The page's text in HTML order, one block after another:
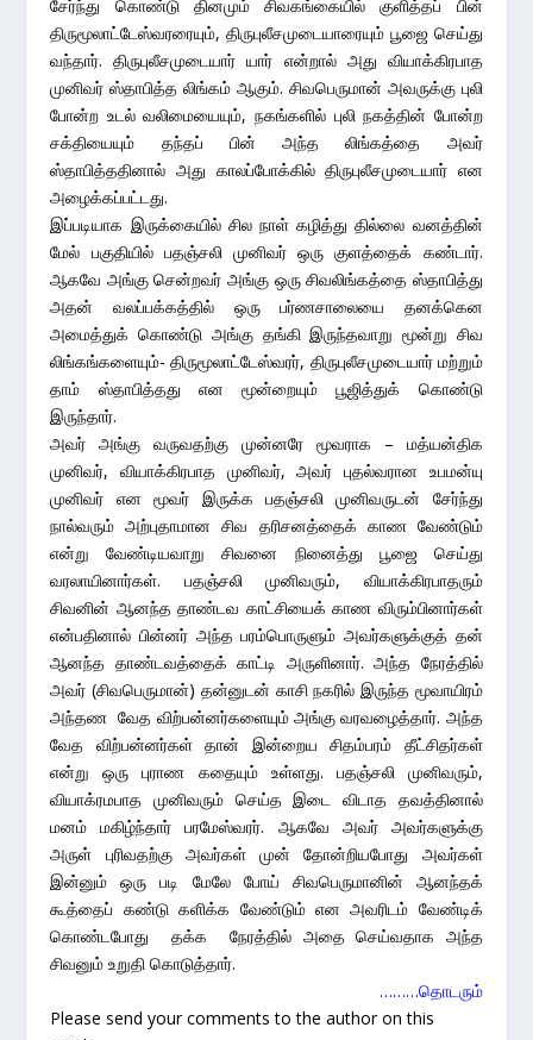
சேர்ந்து கொண்டு தினமும் சிவகங்கையில் குளித்தப் பின்
திருமூலாட்டேஸ்வரரையும், திருபுலீசமுடையாரையும் பூஜை செய்து
வந்தார். திருபுலீசமுடையார் யார் என்றால் அது வியாக்கிரபாத
முனிவர் ஸ்தாபித்த லிங்கம் ஆகும். சிவபெருமான் அவருக்கு புலி
போன்ற உடல் வலிமையையும், நகங்களில் புலி நகத்தின் போன்ற
சக்தியையும் தந்தப் பின் அந்த லிங்கத்தை அவர்
ஸ்தாபித்ததினால் அது காலப்போக்கில் திருபுலீசமுடையார் என
அழைக்கப்பட்டது.
இப்படியாக இருக்கையில் சில நாள் கழித்து தில்லை வனத்தின்
மேல் பகுதியில் பதஞ்சலி முனிவர் ஒரு குளத்தைக் கண்டார்.
ஆகவே அங்கு சென்றவர் அங்கு ஒரு சிவலிங்கத்தை ஸ்தாபித்து
அதன் வலப்பக்கத்தில் ஒரு பர்ணசாலையை தனக்கென
அமைத்துக் கொண்டு அங்கு தங்கி இருந்தவாறு மூன்று சிவ
லிங்கங்களையும்- திருமூலாட்டேஸ்வரர், திருபுலீசமுடையார் மற்றும்
தாம் ஸ்தாபித்தது என மூன்றையும் பூஜித்துக் கொண்டு
இருந்தார்.
அவர் அங்கு வருவதற்கு முன்னரே மூவராக – மத்யன்திக
முனிவர், வியாக்கிரபாத முனிவர், அவர் புதல்வரான உபமன்யு
முனிவர் என மூவர் இருக்க பதஞ்சலி முனிவருடன் சேர்ந்து
நால்வரும் அற்புதாமான சிவ தரிசனத்தைக் காண வேண்டும்
என்று வேண்டியவாறு சிவனை நினைத்து பூஜை செய்து
வரலாயினார்கள். பதஞ்சலி முனிவரும், வியாக்கிரபாதரும்
சிவனின் ஆனந்த தாண்டவ காட்சியைக் காண விரும்பினார்கள்
என்பதினால் பின்னர் அந்த பரம்பொருளும் அவர்களுக்குத் தன்
ஆனந்த தாண்டவத்தைக் காட்டி அருளினார். அந்த நேரத்தில்
அவர் (சிவபெருமான்) தன்னுடன் காசி நகரில் இருந்த மூவாயிரம்
அந்தண வேத விற்பன்னர்களையும் அங்கு வரவழைத்தார். அந்த
வேத விற்பன்னர்கள் தான் இன்றைய சிதம்பரம் தீட்சிதர்கள்
என்று ஒரு புராண கதையும் உள்ளது. பதஞ்சலி முனிவரும்,
வியாக்ரமபாத முனிவரும் செய்த இடை விடாத தவத்தினால்
மனம் மகிழ்ந்தார் பரமேஸ்வரர். ஆகவே அவர் அவர்களுக்கு
அருள் புரிவதற்கு அவர்கள் முன் தோன்றியபோது அவர்கள்
இன்னும் ஒரு படி மேலே போய் சிவபெருமானின் ஆனந்தக்
கூத்தைப் கண்டு களிக்க வேண்டும் என அவரிடம் வேண்டிக்
கொண்டபோது தக்க நேரத்தில் அதை செய்வதாக அந்த
சிவனும் உறுதி கொடுத்தார்.
………தொடரும்
Please send your comments to the author on this